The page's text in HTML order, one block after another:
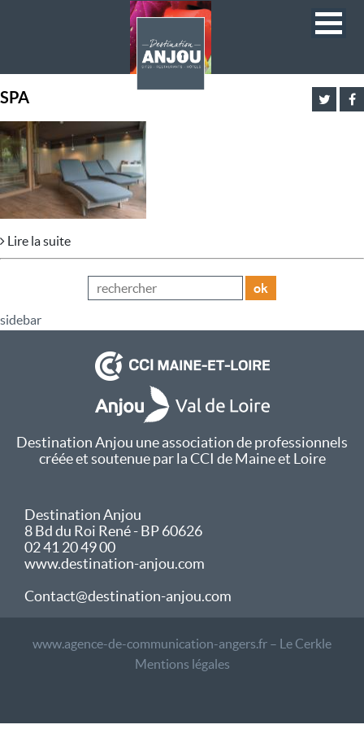
SPA
Lire la suite
ok
sidebar
Destination Anjou une association de professionnels
créée et soutenue par la CCI de Maine et Loire
Destination Anjou
8 Bd du Roi René - BP 60626
02 41 20 49 00
www.destination-anjou.com
Contact@destination-anjou.com
www.agence-de-communication-angers.fr – Le Cerkle
Mentions légales